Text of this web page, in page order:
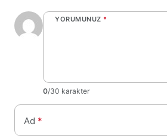
YORUMUNUZ *
0/30 karakter
Ad *